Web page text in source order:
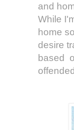
and
While
home
desire
based